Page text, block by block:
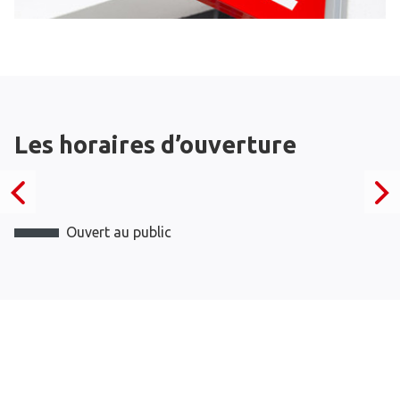
Les horaires d’ouverture
Ouvert au public